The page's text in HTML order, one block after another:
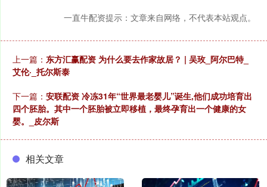
一直牛配资提示：文章来自网络，不代表本站观点。
上一篇： 东方汇赢配资 为什么要去作家故居？ | 吴玫_阿尔巴特_
艾伦·_托尔斯泰
下一篇： 安联配资 冷冻31年“世界最老婴儿”诞生,他们成功培育出
四个胚胎。其中一个胚胎被立即移植，最终孕育出一个健康的女
婴。_皮尔斯
相关文章